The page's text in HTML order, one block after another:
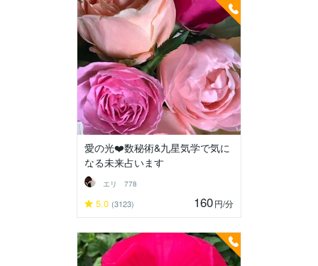
愛の光❤️数秘術&九星気学で気に
なる未来占います
エリ 778
5.0 (3123) 160円/分